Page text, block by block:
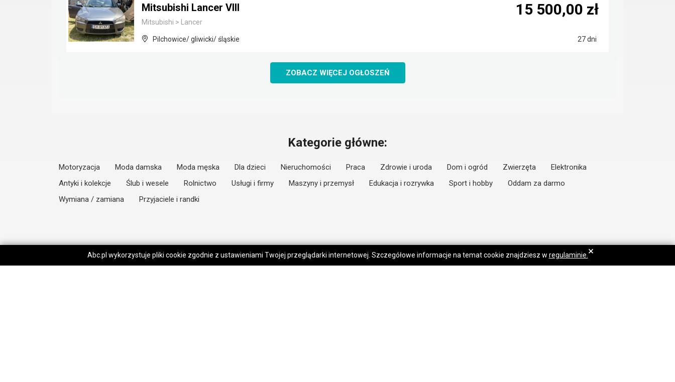
Mitsubishi Lancer VIII
Mitsubishi > Lancer
Pilchowice/ gliwicki/ śląskie 27 dni
15 500,00 zł
ZOBACZ WIĘCEJ OGŁOSZEŃ
Kategorie główne:
Motoryzacja Moda damska Moda męska Dla dzieci Nieruchomości Praca Zdrowie i uroda Dom i ogród Zwierzęta
Elektronika
Antyki i kolekcje
Ślub i wesele Rolnictwo Usługi i firmy Maszyny i przemysł Edukacja i rozrywka Sport i hobby
Oddam za darmo
Wymiana / zamiana
Przyjaciele i randki
Abc.pl wykorzystuje pliki cookie zgodnie z ustawieniami Twojej przeglądarki internetowej. Szczegółowe informacje na temat cookie znajdziesz w regulaminie. ×